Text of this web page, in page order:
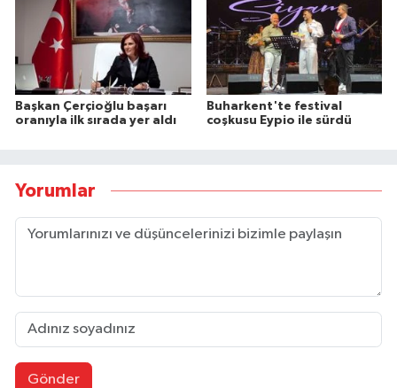
Başkan Çerçioğlu başarı
oranıyla ilk sırada yer aldı
Buharkent'te festival
coşkusu Eypio ile sürdü
Yorumlar
Gönder